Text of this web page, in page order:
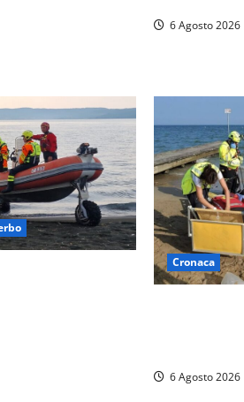
6 Agosto 2026
Cronaca
6 Agosto 2026